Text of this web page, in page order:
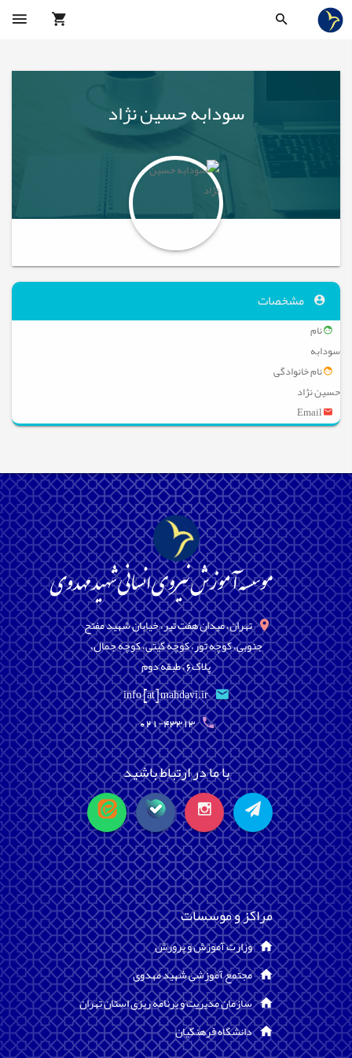
سودابه حسین نژاد
مشخصات
نام
سودابه
نام خانوادگی
حسین نژاد
تهران، میدان هفت تیر، خیابان شهید مفتح
جنوبی، کوچه تور، کوچه گیتی، کوچه جمال،
پلاک6، طبقه دوم
info [at] mahdavi.ir
021-43313
با ما در ارتباط باشید
مراکز و موسسات
وزارت آموزش و پرورش
مجتمع آموزشی شهید مهدوی
سازمان مدیریت و برنامه ریزی استان تهران
دانشگاه فرهنگیان